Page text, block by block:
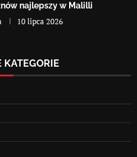
najlepszy w Malilli
10 lipca 2026
KATEGORIE